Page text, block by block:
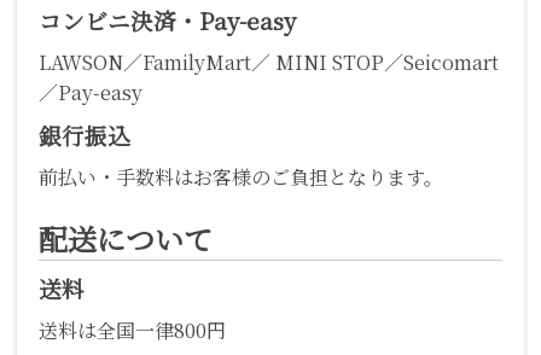
コンビニ決済・Pay-easy
LAWSON／FamilyMart／ MINI STOP／Seicomart
／Pay-easy
銀行振込
前払い・手数料はお客様のご負担となります。
配送について
送料
送料は全国一律800円